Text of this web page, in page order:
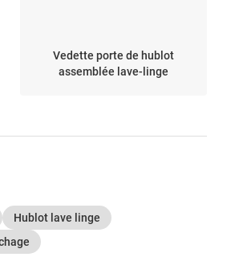
Vedette porte de hublot
assemblée lave-linge
Hublot lave linge